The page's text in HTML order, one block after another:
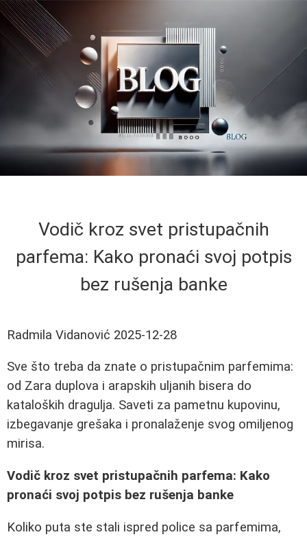
Vodič kroz svet pristupačnih
parfema: Kako pronaći svoj potpis
bez rušenja banke
Radmila Vidanović 2025-12-28
Sve što treba da znate o pristupačnim parfemima:
od Zara duplova i arapskih uljanih bisera do
kataloških dragulja. Saveti za pametnu kupovinu,
izbegavanje grešaka i pronalaženje svog omiljenog
mirisa.
Vodič kroz svet pristupačnih parfema: Kako
pronaći svoj potpis bez rušenja banke
Koliko puta ste stali ispred police sa parfemima,